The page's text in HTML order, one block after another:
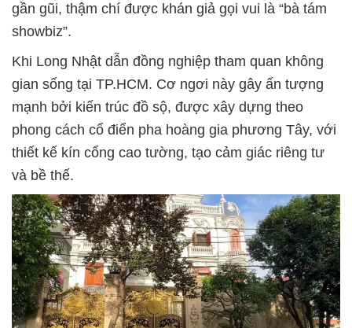
gần gũi, thậm chí được khán giả gọi vui là “bà tám
showbiz”.
Khi Long Nhật dẫn đồng nghiệp tham quan không
gian sống tại TP.HCM. Cơ ngơi này gây ấn tượng
mạnh bởi kiến trúc đồ sộ, được xây dựng theo
phong cách cổ điển pha hoàng gia phương Tây, với
thiết kế kín cổng cao tường, tạo cảm giác riêng tư
và bề thế.